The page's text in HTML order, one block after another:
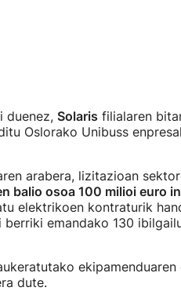
duenez, Solaris filialaren
Oslorako Unibuss
arabera, lizitazioan
balio osoa 100 milioi euro
elektrikoen kontraturik
emandako 130
dute.